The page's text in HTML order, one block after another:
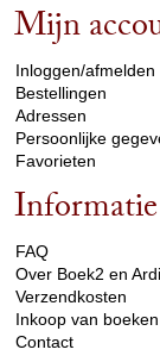
Mijn
Inloggen/afmelden
Bestellingen
Adressen
Persoonlijke
Favorieten
Informatie
FAQ
Over Boek2 en
Verzendkosten
Inkoop van boeken
Contact